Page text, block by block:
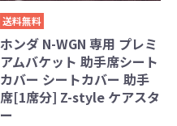
送料無料
ホンダ N-WGN 専用 プレミ
アムバケット 助手席シート
カバー シートカバー 助手
席[1席分] Z-style ケアスタ
ー